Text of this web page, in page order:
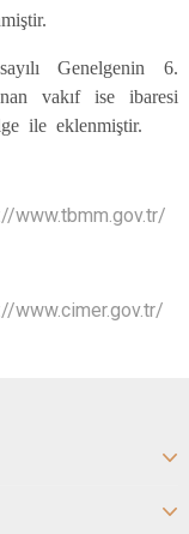
Genelgenin 6.
vakıf ise ibaresi
ile eklenmiştir.